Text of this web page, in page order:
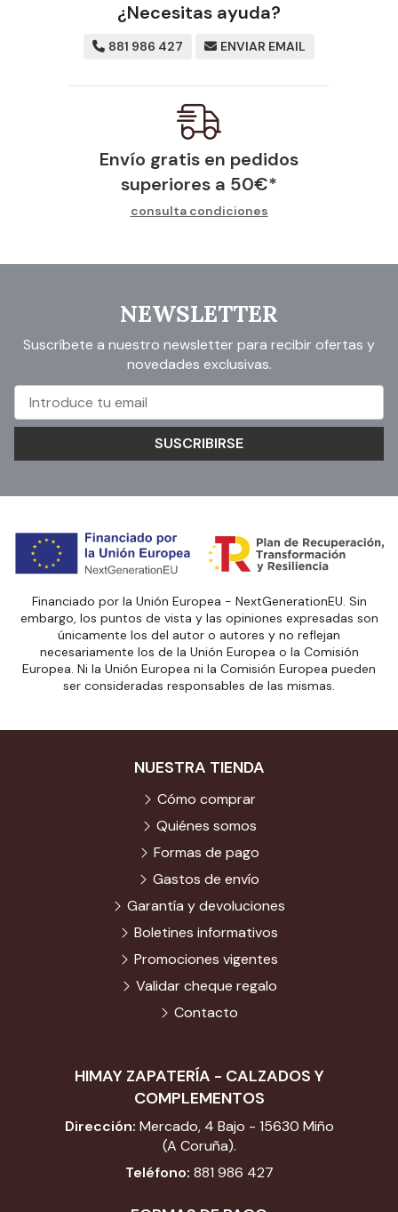
¿Necesitas ayuda?
881 986 427 ENVIAR EMAIL
Envío gratis en pedidos
superiores a 50€*
consulta condiciones
NEWSLETTER
Suscríbete a nuestro newsletter para recibir ofertas y
novedades exclusivas.
SUSCRIBIRSE
Financiado por la Unión Europea - NextGenerationEU. Sin
embargo, los puntos de vista y las opiniones expresadas son
únicamente los del autor o autores y no reflejan
necesariamente los de la Unión Europea o la Comisión
Europea. Ni la Unión Europea ni la Comisión Europea pueden
ser consideradas responsables de las mismas.
HIMAY ZAPATERÍA - CALZADOS Y
COMPLEMENTOS
Dirección: Mercado, 4 Bajo - 15630 Miño
(A Coruña).
Teléfono: 881 986 427
NUESTRA TIENDA
Cómo comprar
Quiénes somos
Formas de pago
Gastos de envío
Garantía y devoluciones
Boletines informativos
Promociones vigentes
Validar cheque regalo
Contacto